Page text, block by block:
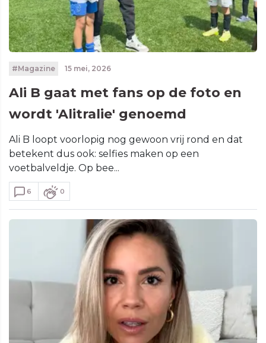
#Magazine 15 mei, 2026
Ali B gaat met fans op de foto en
wordt 'Alitralie' genoemd
Ali B loopt voorlopig nog gewoon vrij rond en dat
betekent dus ook: selfies maken op een
voetbalveldje. Op bee...
6 0